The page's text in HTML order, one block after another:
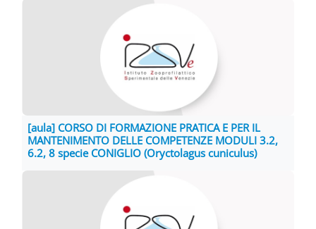
[aula] CORSO DI FORMAZIONE PRATICA E PER IL
MANTENIMENTO DELLE COMPETENZE MODULI 3.2,
6.2, 8 specie CONIGLIO (Oryctolagus cuniculus)